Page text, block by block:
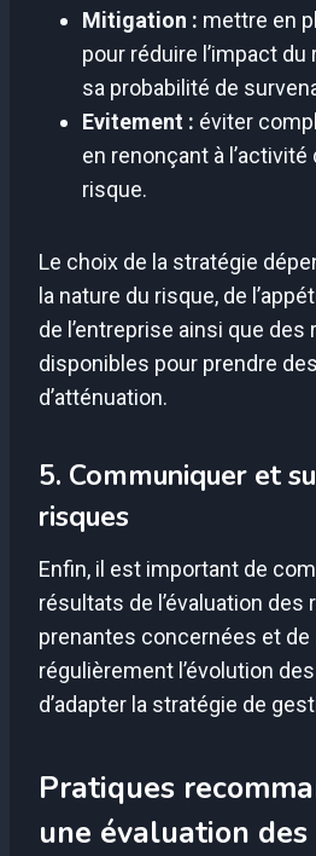
Mitigation : mettre en
pour réduire l’impact
sa probabilité de
Evitement : éviter
en renonçant à
risque.
Le choix de la stratégie
la nature du risque, de
de l’entreprise ainsi que
disponibles pour prendre
d’atténuation.
5. Communiquer et
risques
Enfin, il est important de
résultats de l’évaluation des
prenantes concernées et de
régulièrement l’évolution
d’adapter la stratégie de
Pratiques
une évaluation